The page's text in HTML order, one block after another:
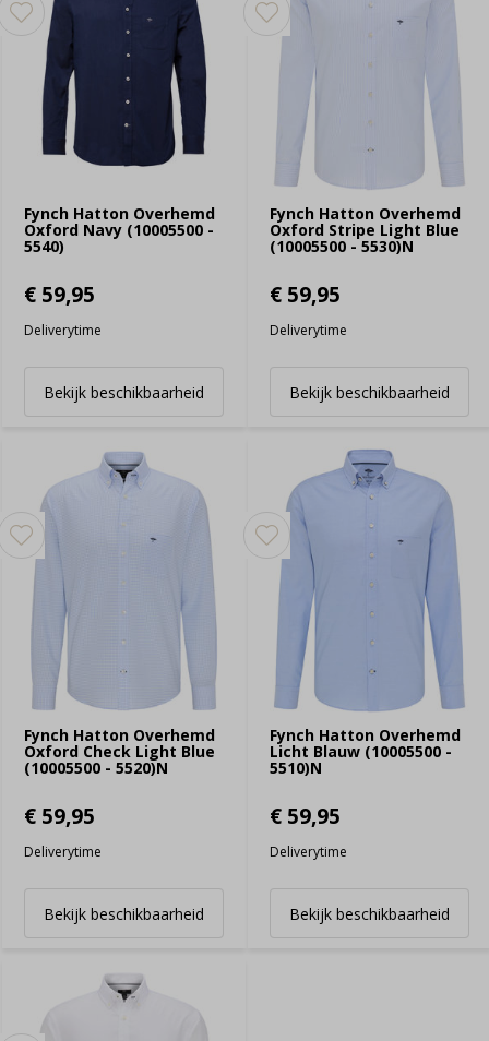
Fynch Hatton Overhemd
Oxford Navy (10005500 -
5540)
€ 59,95
Deliverytime
Bekijk beschikbaarheid
Fynch Hatton Overhemd
Oxford Stripe Light Blue
(10005500 - 5530)N
€ 59,95
Deliverytime
Bekijk beschikbaarheid
Fynch Hatton Overhemd
Oxford Check Light Blue
(10005500 - 5520)N
€ 59,95
Deliverytime
Bekijk beschikbaarheid
Fynch Hatton Overhemd
Licht Blauw (10005500 -
5510)N
€ 59,95
Deliverytime
Bekijk beschikbaarheid